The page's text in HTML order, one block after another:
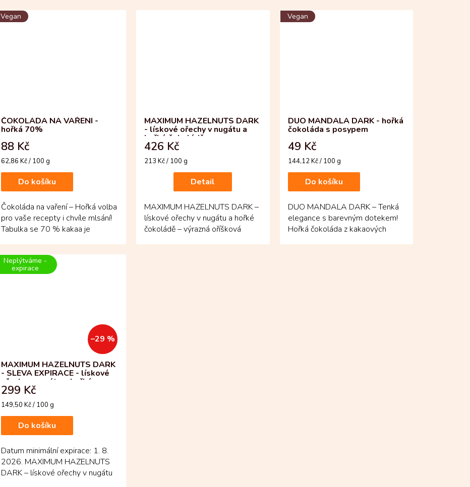
Vegan
ČOKOLÁDA NA VAŘENÍ -
hořká 70%
88 Kč
Měrná
62,86 Kč / 100 g
Do košíku
Čokoláda na vaření – Hořká volba
pro vaše recepty i chvíle mlsání!
Tabulka se 70 % kakaa je
MAXIMUM HAZELNUTS DARK
- lískové ořechy v nugátu a
hořké čokoládě
426 Kč
Měrná
213 Kč / 100 g
Detail
MAXIMUM HAZELNUTS DARK –
lískové ořechy v nugátu a hořké
čokoládě – výrazná oříšková
Vegan
DUO MANDALA DARK - hořká
čokoláda s posypem
49 Kč
Měrná
144,12 Kč / 100 g
Do košíku
DUO MANDALA DARK – Tenká
elegance s barevným dotekem!
Hořká čokoláda z kakaových
Neplýtváme -
expirace
–29 %
MAXIMUM HAZELNUTS DARK
- SLEVA EXPIRACE - lískové
ořechy v nugátu a hořké
čokoládě
299 Kč
Měrná
149,50 Kč / 100 g
Do košíku
Datum minimální expirace: 1. 8.
2026. MAXIMUM HAZELNUTS
DARK – lískové ořechy v nugátu